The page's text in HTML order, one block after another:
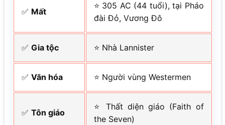
✅ Mất
⭐ 305 AC (44 tuổi), tại Pháo
đài Đỏ, Vương Đô
✅ Gia tộc ⭐ Nhà Lannister
✅ Văn hóa ⭐ Người vùng Westermen
✅ Tôn giáo
⭐ Thất diện giáo (Faith of
the Seven)